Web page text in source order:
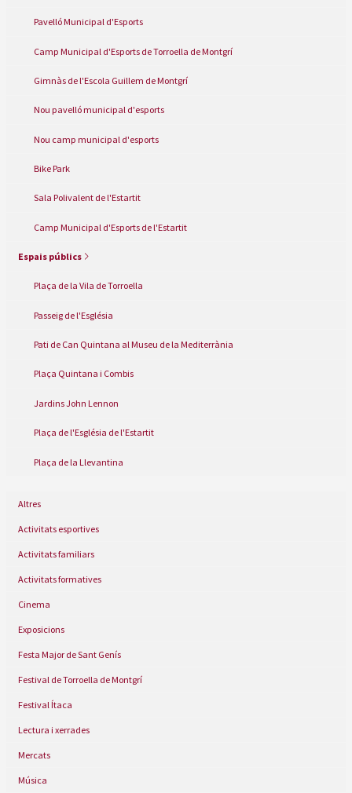
Pavelló Municipal d'Esports
Camp Municipal d'Esports de Torroella de Montgrí
Gimnàs de l'Escola Guillem de Montgrí
Nou pavelló municipal d'esports
Nou camp municipal d'esports
Bike Park
Sala Polivalent de l'Estartit
Camp Municipal d'Esports de l'Estartit
Espais públics
Plaça de la Vila de Torroella
Passeig de l'Església
Pati de Can Quintana al Museu de la Mediterrània
Plaça Quintana i Combis
Jardins John Lennon
Plaça de l'Església de l'Estartit
Plaça de la Llevantina
Altres
Activitats esportives
Activitats familiars
Activitats formatives
Cinema
Exposicions
Festa Major de Sant Genís
Festival de Torroella de Montgrí
Festival Ítaca
Lectura i xerrades
Mercats
Música